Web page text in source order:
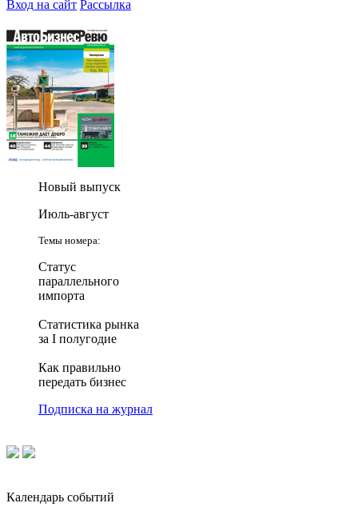
Вход на сайт Рассылка
Новый выпуск
Июль-август
Темы номера:
Статус
параллельного
импорта
Статистика рынка
за I полугодие
Как правильно
передать бизнес
Подписка на журнал
Календарь событий